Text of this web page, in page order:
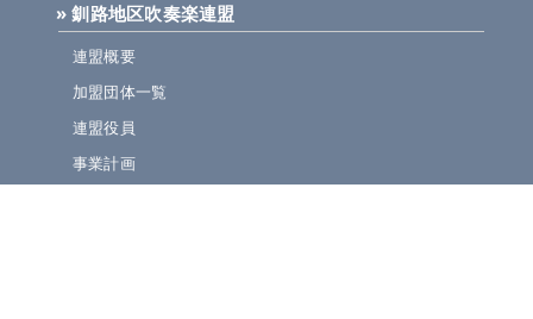
» 釧路地区吹奏楽連盟
連盟概要
加盟団体一覧
連盟役員
事業計画